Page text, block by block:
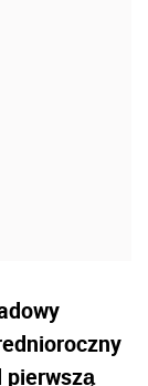
pierwszą